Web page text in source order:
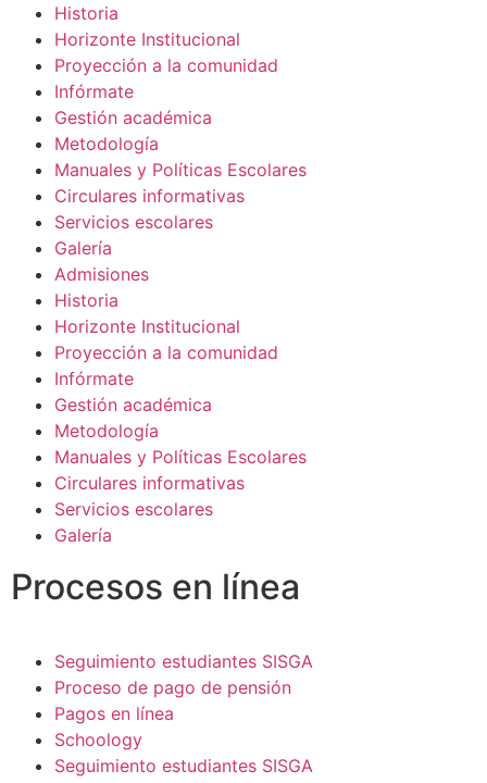
Historia
Horizonte Institucional
Proyección a la comunidad
Infórmate
Gestión académica
Metodología
Manuales y Políticas Escolares
Circulares informativas
Servicios escolares
Galería
Admisiones
Historia
Horizonte Institucional
Proyección a la comunidad
Infórmate
Gestión académica
Metodología
Manuales y Políticas Escolares
Circulares informativas
Servicios escolares
Galería
Procesos en línea
Seguimiento estudiantes SISGA
Proceso de pago de pensión
Pagos en línea
Schoology
Seguimiento estudiantes SISGA